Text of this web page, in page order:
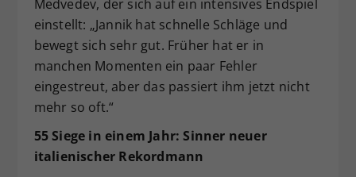
Medvedev, der sich auf ein intensives Endspiel
einstellt: „Jannik hat schnelle Schläge und
bewegt sich sehr gut. Früher hat er in
manchen Momenten ein paar Fehler
eingestreut, aber das passiert ihm jetzt nicht
mehr so oft.“
55 Siege in einem Jahr: Sinner neuer
italienischer Rekordmann